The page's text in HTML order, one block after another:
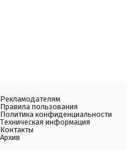
Рекламодателям
Правила пользования
Политика конфиденциальности
Техническая информация
Контакты
Архив